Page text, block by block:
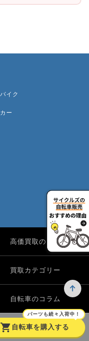
shopping_cart
パーツも続々入荷中！
自転車を購入する
イク
ー
高価買取のワケ
買取カテゴリー
自転車のコラム
よくある質問